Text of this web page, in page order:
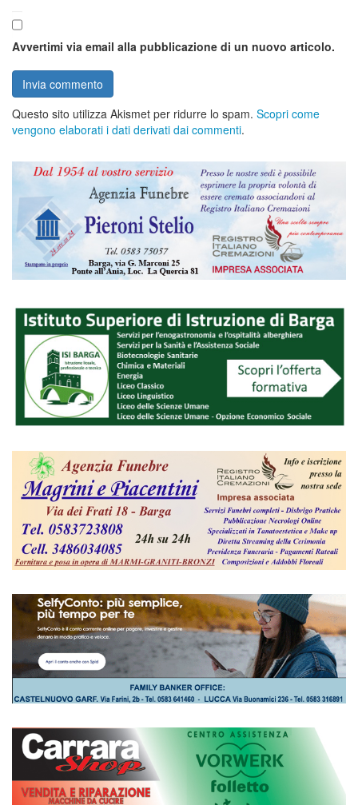
Avvertimi via email alla pubblicazione di un nuovo articolo.
Questo sito utilizza Akismet per ridurre lo spam. Scopri come
vengono elaborati i dati derivati dai commenti.